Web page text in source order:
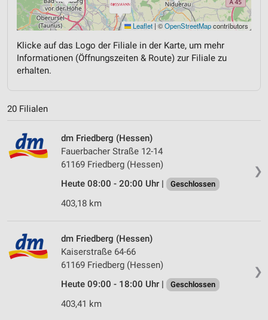
Leaflet | ©OpenStreetMapcontributors
Klicke auf das Logo der Filiale in der Karte, um mehr
Informationen (Öffnungszeiten & Route) zur Filiale zu
erhalten.
20 Filialen
❯
dm Friedberg (Hessen)
Fauerbacher Straße 12-14
61169 Friedberg (Hessen)
Heute 08:00 - 20:00 Uhr |
Geschlossen
403,18 km
❯
dm Friedberg (Hessen)
Kaiserstraße 64-66
61169 Friedberg (Hessen)
Heute 09:00 - 18:00 Uhr |
Geschlossen
403,41 km